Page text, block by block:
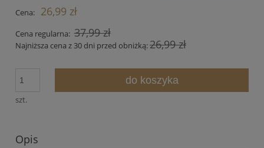
Cena: 26,99 zł
Cena regularna: 37,99 zł
Najniższa cena z 30 dni przed obniżką:26,99 zł
szt.
do koszyka
Opis